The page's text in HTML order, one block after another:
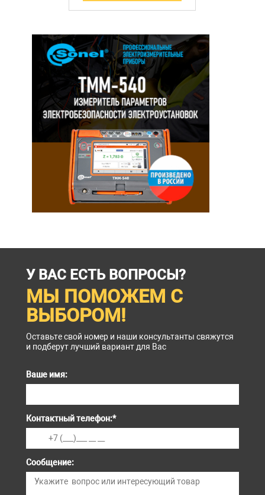
У ВАС ЕСТЬ ВОПРОСЫ?
МЫ ПОМОЖЕМ С
ВЫБОРОМ!
Оставьте свой номер и наши консультанты свяжутся
и подберут лучший вариант для Вас
Ваше имя:
Контактный телефон:*
Сообщение: